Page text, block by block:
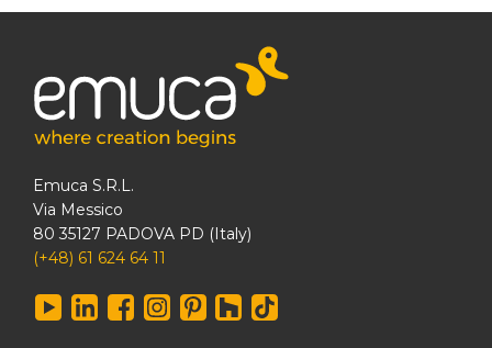
Emuca S.R.L.
Via Messico
80 35127 PADOVA PD (Italy)
(+48) 61 624 64 11